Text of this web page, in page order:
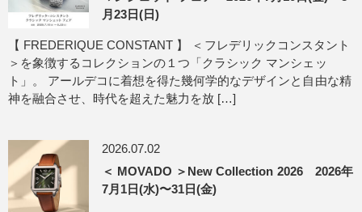
月23日(日)
【 FREDERIQUE CONSTANT 】 ＜フレデリックコンスタント
＞を象徴するコレクションの１つ「クラシック マンシェッ
ト」。 アールデコに着想を得た幾何学的なデザインと自由な精
神を融合させ、時代を超えた魅力を放 […]
2026.07.02
＜ MOVADO ＞New Collection 2026 2026年
7月1日(水)〜31日(金)